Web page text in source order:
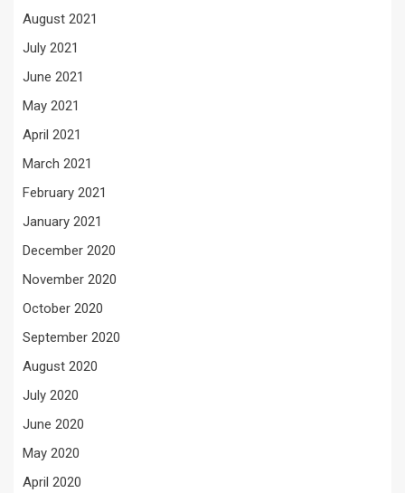
August 2021
July 2021
June 2021
May 2021
April 2021
March 2021
February 2021
January 2021
December 2020
November 2020
October 2020
September 2020
August 2020
July 2020
June 2020
May 2020
April 2020